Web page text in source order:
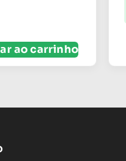
ao carrinho